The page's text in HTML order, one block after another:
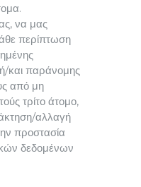
να μας
περίπτωση
και παράνομης
από μη
τρίτο άτομο,
αλλαγή
προστασία
δεδομένων